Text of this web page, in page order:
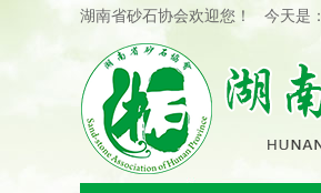
湖南省砂石协会欢迎您！ 今天是：